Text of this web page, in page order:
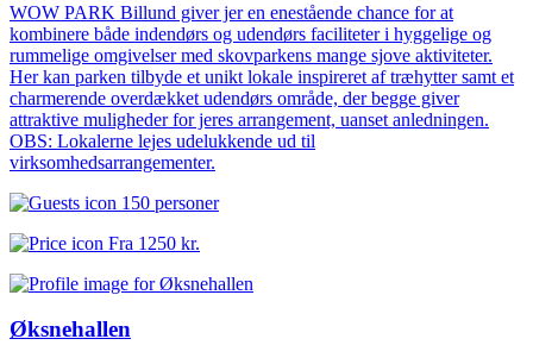
WOW PARK Billund giver jer en enestående chance for at
kombinere både indendørs og udendørs faciliteter i hyggelige og
rummelige omgivelser med skovparkens mange sjove aktiviteter.
Her kan parken tilbyde et unikt lokale inspireret af træhytter samt et
charmerende overdækket udendørs område, der begge giver
attraktive muligheder for jeres arrangement, uanset anledningen.
OBS: Lokalerne lejes udelukkende ud til
virksomhedsarrangementer.
150 personer
Fra 1250 kr.
Øksnehallen